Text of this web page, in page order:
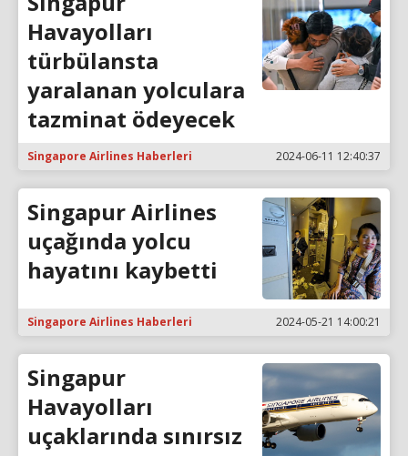
Havayolları
türbülansta
yaralanan yolculara
tazminat ödeyecek
Singapore Airlines Haberleri 2024-06-11 12:40:37
Singapur Airlines
uçağında yolcu
hayatını kaybetti
Singapore Airlines Haberleri 2024-05-21 14:00:21
Singapur
Havayolları
uçaklarında sınırsız